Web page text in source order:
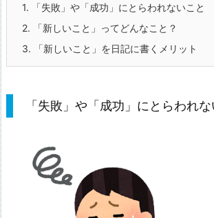
1. 「失敗」や「成功」にとらわれないこと
2. 「新しいこと」ってどんなこと？
3. 「新しいこと」を日記に書くメリット
「失敗」や「成功」にとらわれな